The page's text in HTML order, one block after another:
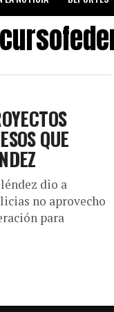
QUE
dio a
no aprovecho
para